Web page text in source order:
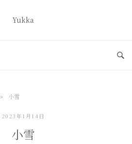
ホ
Yukka
» 小雪
2023年1月14日
小雪